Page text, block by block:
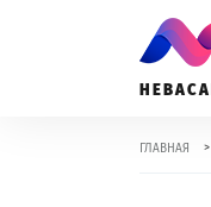
ГЛАВНАЯ >